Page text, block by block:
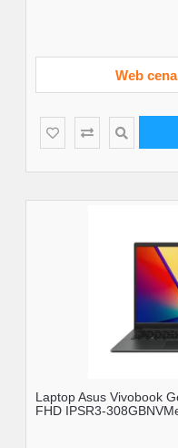
Web cena
Laptop Asus Vivobook
FHD IPSR3-